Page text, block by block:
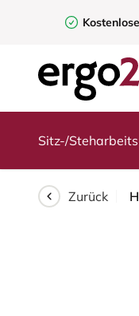
Sitz-/
Zurück